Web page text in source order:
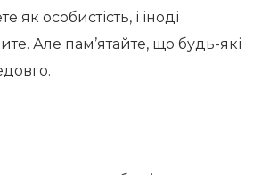
особистість, і іноді
Але пам’ятайте, що будь-які